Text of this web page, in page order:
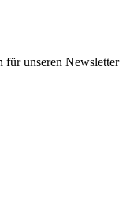
für unseren Newsletter